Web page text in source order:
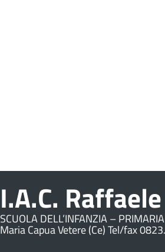
I.A.C.
SCUOLA DELL’INFANZIA –
Maria Capua Vetere (Ce) Tel/fax